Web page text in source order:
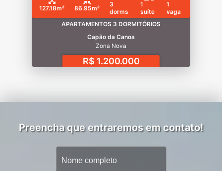
127.18m² 86.95m²
3
dorms
1
suíte
1
vaga
APARTAMENTOS 3 DORMITÓRIOS
Capão da Canoa
Zona Nova
R$ 1.200.000
Preencha que entraremos em contato!